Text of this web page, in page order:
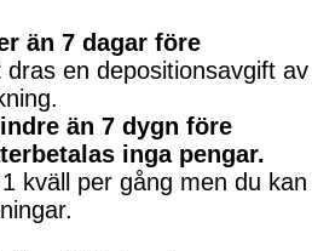
än 7 dagar före
dras en depositionsavgift av
än 7 dygn före
inga pengar.
kväll per gång men du kan